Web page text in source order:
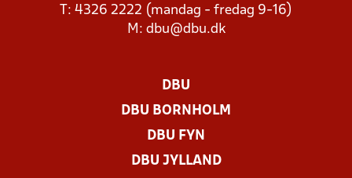
T: 4326 2222 (mandag - fredag 9-16)
M: dbu@dbu.dk
DBU
DBU BORNHOLM
DBU FYN
DBU JYLLAND